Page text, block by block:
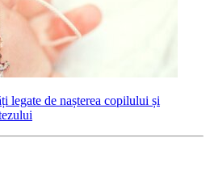
legate de nașterea copilului și